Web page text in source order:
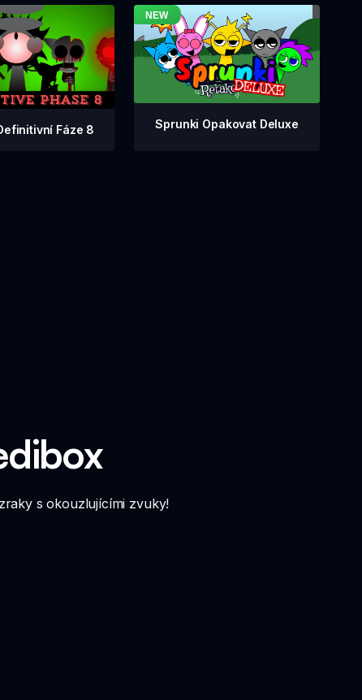
Fáze 8 Sprunki Opakovat Deluxe
s okouzlujícími zvuky!